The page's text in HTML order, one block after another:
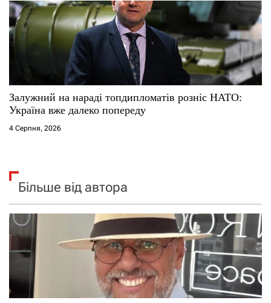
Залужний на нараді топдипломатів розніс НАТО:
Україна вже далеко попереду
4 Серпня, 2026
Більше від автора